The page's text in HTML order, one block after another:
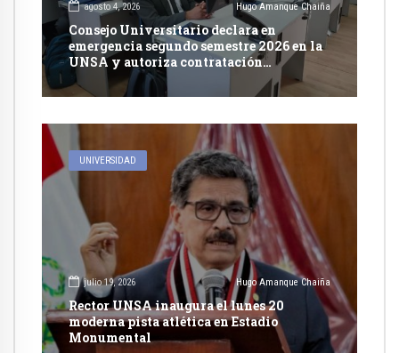
agosto 4, 2026 Hugo Amanque Chaiña
Consejo Universitario declara en
emergencia segundo semestre 2026 en la
UNSA y autoriza contratación
excepcional de docentes
UNIVERSIDAD
julio 19, 2026 Hugo Amanque Chaiña
Rector UNSA inaugura el lunes 20
moderna pista atlética en Estadio
Monumental